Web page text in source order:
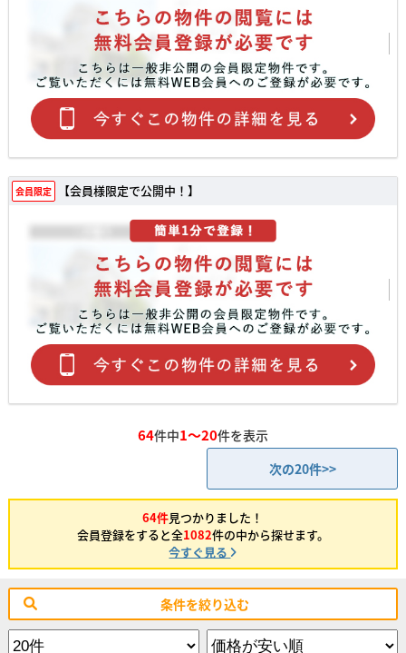
会員限定 【会員様限定で公開中！】
64件中1～20件を表示
次の20件>>
64件見つかりました！
会員登録をすると全1082件の中から探せます。
今すぐ見る
条件を絞り込む